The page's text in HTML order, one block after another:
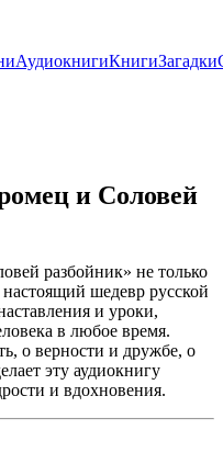
АудиокнигиКнигиЗагадки
и Соловей
разбойник» не только
шедевр русской
и уроки,
в любое время.
о верности и дружбе, о
эту аудиокнигу
и вдохновения.